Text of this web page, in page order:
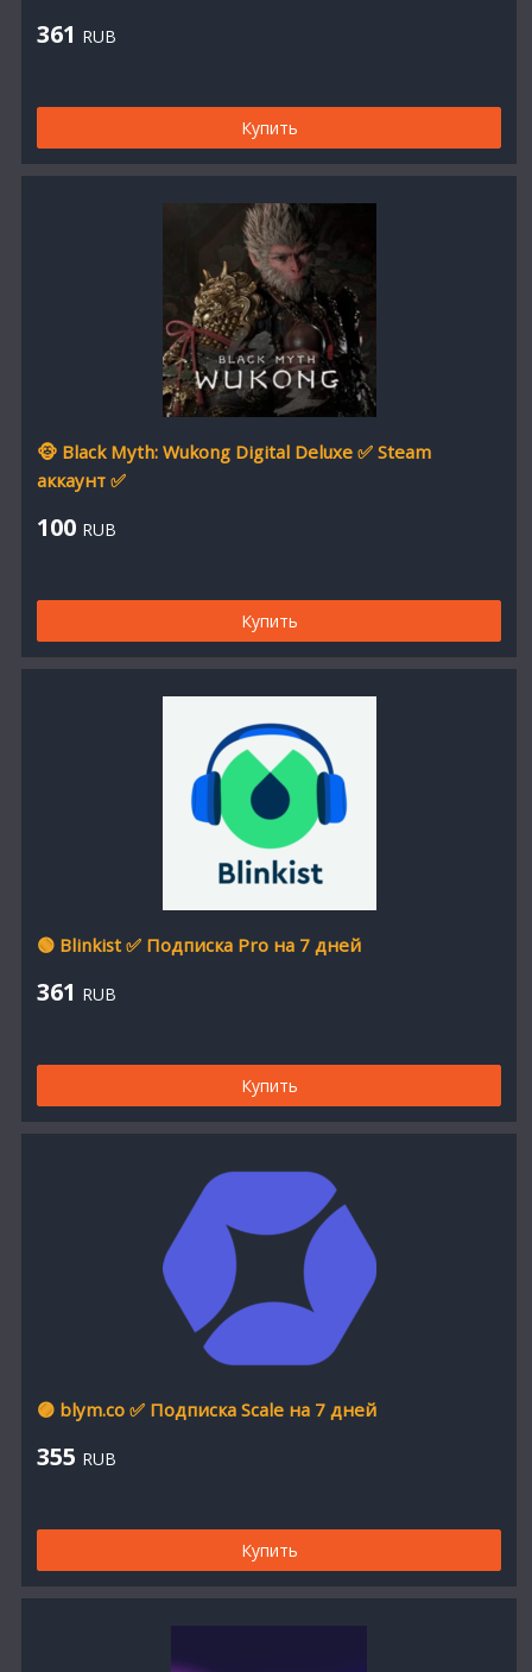
361 RUB
Купить
🐵 Black Myth: Wukong Digital Deluxe ✅ Steam
аккаунт ✅
100 RUB
Купить
🟢 Blinkist ✅ Подписка Pro на 7 дней
361 RUB
Купить
🟣 blym.co ✅ Подписка Scale на 7 дней
355 RUB
Купить